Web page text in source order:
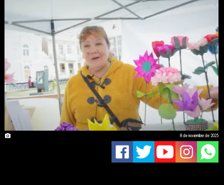
8 de noviembre de 2025